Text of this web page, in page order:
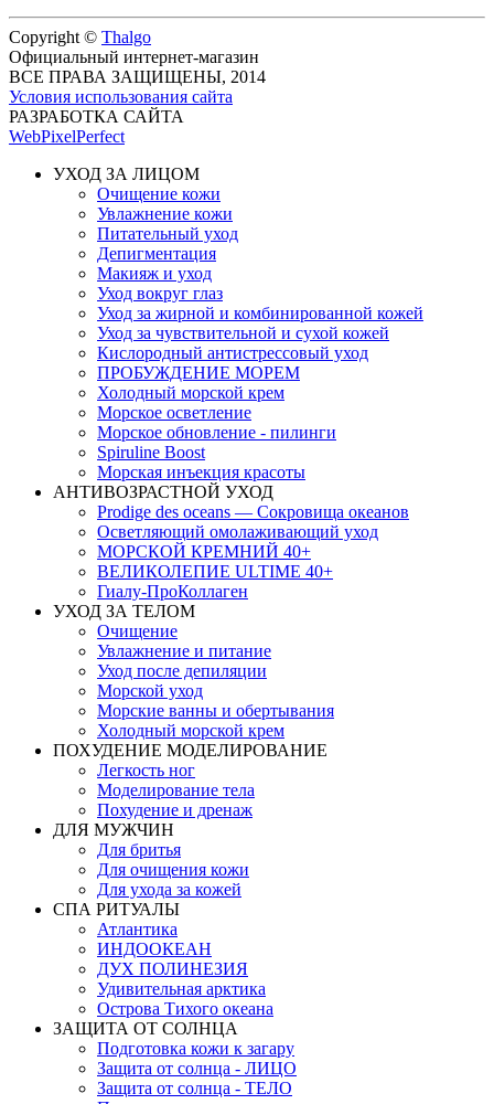
Copyright © Thalgo
Официальный интернет-магазин
ВСЕ ПРАВА ЗАЩИЩЕНЫ, 2014
Условия использования сайта
РАЗРАБОТКА САЙТА
WebPixelPerfect
УХОД ЗА ЛИЦОМ
Очищение кожи
Увлажнение кожи
Питательный уход
Депигментация
Макияж и уход
Уход вокруг глаз
Уход за жирной и комбинированной кожей
Уход за чувствительной и сухой кожей
Кислородный антистрессовый уход
ПРОБУЖДЕНИЕ МОРЕМ
Холодный морской крем
Морское осветление
Морское обновление - пилинги
Spiruline Boost
Морская инъекция красоты
АНТИВОЗРАСТНОЙ УХОД
Prodige des oceans — Сокровища океанов
Осветляющий омолаживающий уход
МОРСКОЙ КРЕМНИЙ 40+
ВЕЛИКОЛЕПИЕ ULTIME 40+
Гиалу-ПроКоллаген
УХОД ЗА ТЕЛОМ
Очищение
Увлажнение и питание
Уход после депиляции
Морской уход
Морские ванны и обертывания
Холодный морской крем
ПОХУДЕНИЕ МОДЕЛИРОВАНИЕ
Легкость ног
Моделирование тела
Похудение и дренаж
ДЛЯ МУЖЧИН
Для бритья
Для очищения кожи
Для ухода за кожей
СПА РИТУАЛЫ
Атлантика
ИНДООКЕАН
ДУХ ПОЛИНЕЗИЯ
Удивительная арктика
Острова Тихого океана
ЗАЩИТА ОТ СОЛНЦА
Подготовка кожи к загару
Защита от солнца - ЛИЦО
Защита от солнца - ТЕЛО